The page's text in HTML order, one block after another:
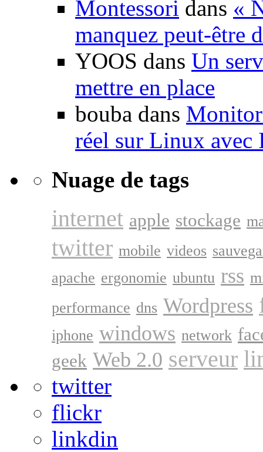
Montessori dans «
manquez peut-être
YOOS dans Un
mettre en place
bouba dans
réel sur Linux avec
Nuage de tags
internet apple stockage
twitter mobile videos
apache ergonomie ubuntu rss
performance dns Wordpress
iphone windows network
geek Web 2.0 serveur
twitter
flickr
linkdin